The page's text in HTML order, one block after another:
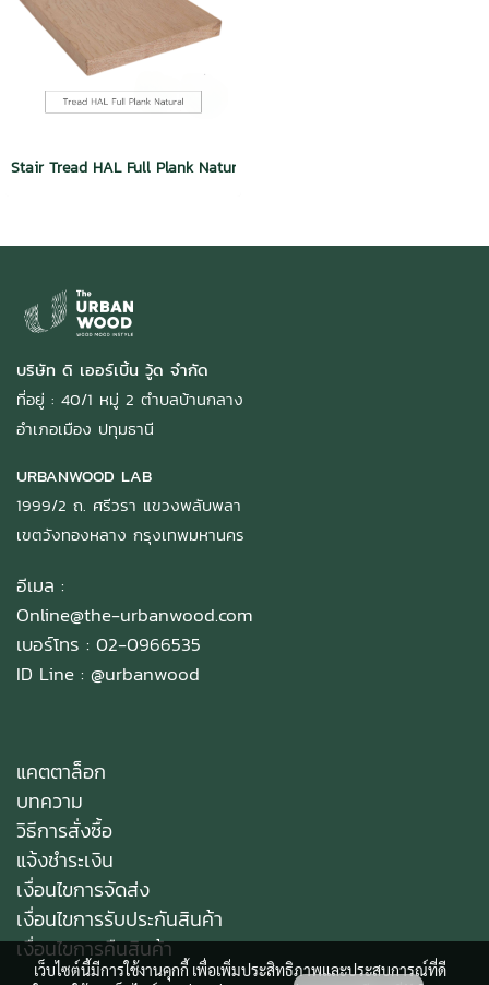
Stair Tread HAL Full Plank Natural Dura Plus Wood
บริษัท ดิ เออร์เบิ้น วู้ด จำกัด
ที่อยู่ : 40/1 หมู่ 2 ตำบลบ้านกลาง
อำเภอเมือง ปทุมธานี
URBANWOOD LAB
1999/2 ถ. ศรีวรา แขวงพลับพลา
เขตวังทองหลาง กรุงเทพมหานคร
อีเมล :
Online@the-urbanwood.com
เบอร์โทร : 02-0966535
ID Line : @urbanwood
แคตตาล็อก
บทความ
วิธีการสั่งซื้อ
แจ้งชำระเงิน
เงื่อนไขการจัดส่ง
เงื่อนไขการรับประกันสินค้า
เงื่อนไขการคืนสินค้า
เว็บไซต์นี้มีการใช้งานคุกกี้ เพื่อเพิ่มประสิทธิภาพและประสบการณ์ที่ดี